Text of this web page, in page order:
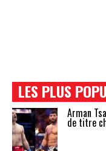
LES PLUS
Arman
de titre